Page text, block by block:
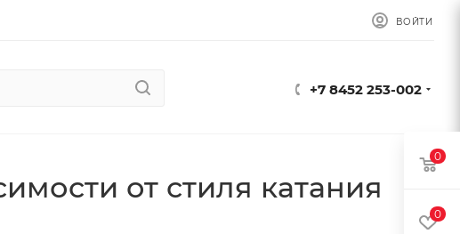
ВОЙТИ
+7 8452 253-002
от стиля катания
0
0